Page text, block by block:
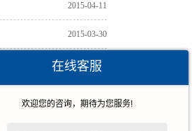
2015-04-11
2015-03-30
在线客服
欢迎您的咨询，期待为您服务!